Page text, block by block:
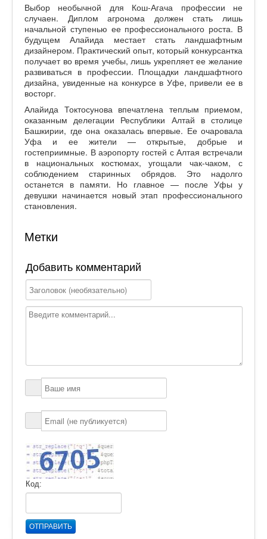
Выбор необычной для Кош-Агача профессии не
случаен. Диплом агронома должен стать лишь
начальной ступенью ее профессионального роста. В
будущем Алайида местает стать ландшафтным
дизайнером. Практический опыт, который конкурсантка
получает во время учебы, лишь укрепляет ее желание
развиваться в профессии. Площадки ландшафтного
дизайна, увиденные на конкурсе в Уфе, привели ее в
восторг.
Алайида Токтосунова впечатлена теплым приемом,
оказанным делегации Республики Алтай в столице
Башкирии, где она оказалась впервые. Ее очаровала
Уфа и ее жители — открытые, добрые и
гостеприимные. В аэропорту гостей с Алтая встречали
в национальных костюмах, угощали чак-чаком, с
соблюдением старинных обрядов. Это надолго
останется в памяти. Но главное — после Уфы у
девушки начинается новый этап профессионального
становления.
Метки
Добавить комментарий
Код:
ОТПРАВИТЬ